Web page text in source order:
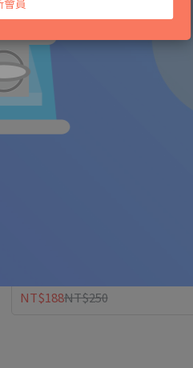
NT$188NT$250